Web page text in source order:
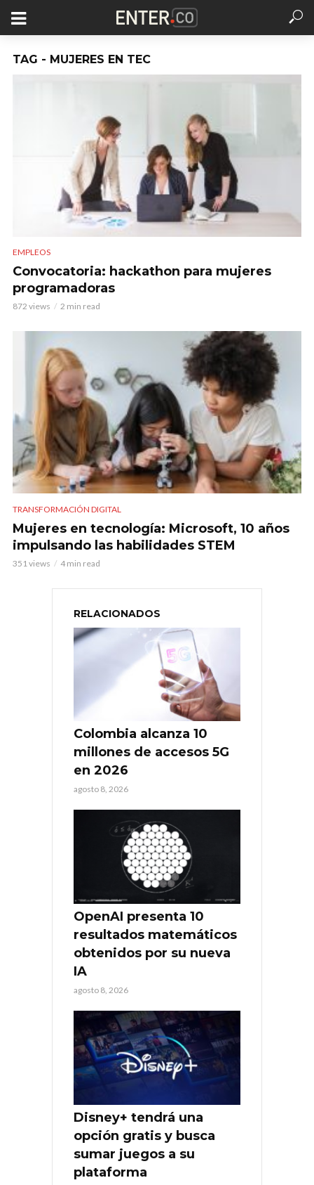
TAG - MUJERES EN TEC
EMPLEOS
Convocatoria: hackathon para mujeres
programadoras
872 views 2 min read
TRANSFORMACIÓN DIGITAL
Mujeres en tecnología: Microsoft, 10 años
impulsando las habilidades STEM
351 views 4 min read
RELACIONADOS
Colombia alcanza 10
millones de accesos 5G
en 2026
agosto 8, 2026
OpenAI presenta 10
resultados matemáticos
obtenidos por su nueva
IA
agosto 8, 2026
Disney+ tendrá una
opción gratis y busca
sumar juegos a su
plataforma